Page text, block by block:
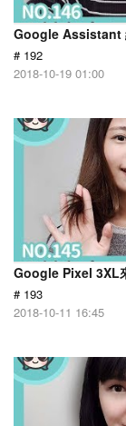
Google Assistant
# 192
2018-10-19 01:00
Google Pixel 3XL
# 193
2018-10-11 16:45